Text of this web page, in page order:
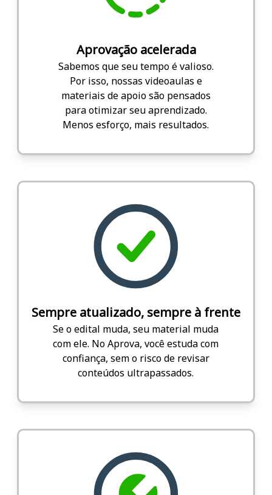
Aprovação acelerada
Sabemos que seu tempo é valioso.
Por isso, nossas videoaulas e
materiais de apoio são pensados
para otimizar seu aprendizado.
Menos esforço, mais resultados.
Sempre atualizado, sempre à frente
Se o edital muda, seu material muda
com ele. No Aprova, você estuda com
confiança, sem o risco de revisar
conteúdos ultrapassados.